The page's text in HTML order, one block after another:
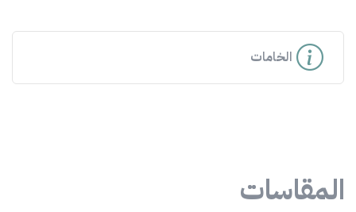
الخامات
المقاسات